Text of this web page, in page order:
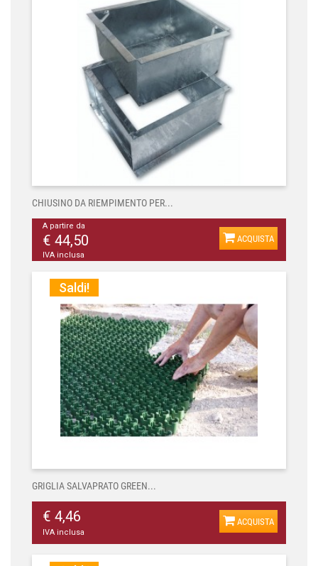
CHIUSINO DA RIEMPIMENTO PER...
A partire da
€ 44,50
IVA inclusa
ACQUISTA
Saldi!
GRIGLIA SALVAPRATO GREEN...
€ 4,46
IVA inclusa
ACQUISTA